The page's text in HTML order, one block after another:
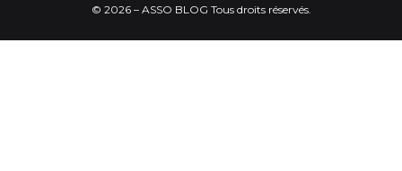
© 2026– ASSO BLOG Tous droits réservés.